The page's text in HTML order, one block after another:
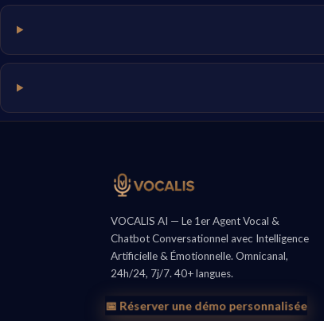
VOCALIS AI — Le 1er Agent Vocal &
Chatbot Conversationnel avec Intelligence
Artificielle & Émotionnelle. Omnicanal,
24h/24, 7j/7. 40+ langues.
📅 Réserver une démo personnalisée